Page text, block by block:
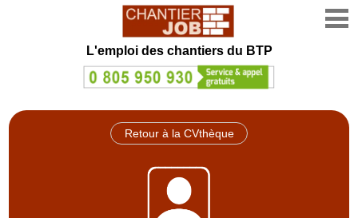
L'emploi des chantiers du BTP
Retour à la CVthèque